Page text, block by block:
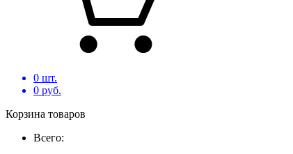
0 шт.
0 руб.
Корзина товаров
Всего: